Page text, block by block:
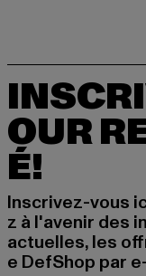
OUR
É!
Inscrivez-vous
z à l'avenir des
actuelles, les
e DefShop par